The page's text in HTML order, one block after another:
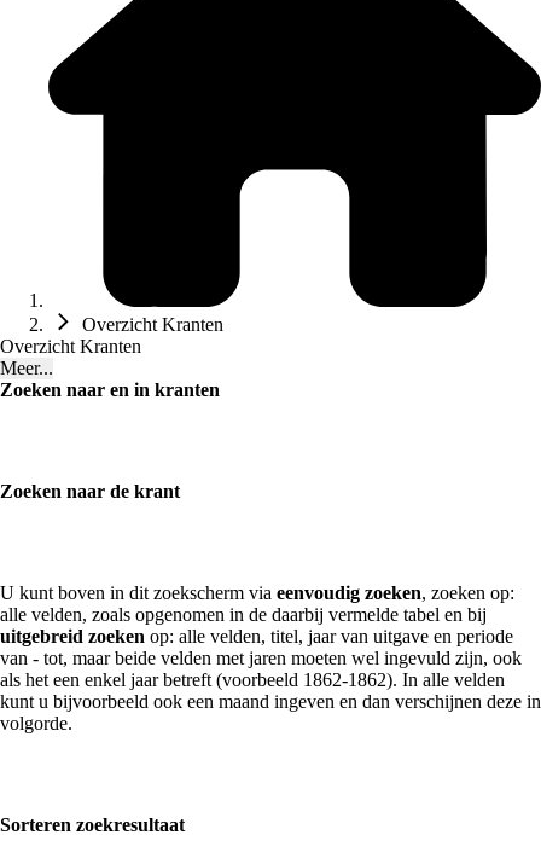
Overzicht Kranten
Overzicht Kranten
Meer...
Zoeken naar en in kranten
Zoeken naar de krant
U kunt boven in dit zoekscherm via eenvoudig zoeken, zoeken op:
alle velden, zoals opgenomen in de daarbij vermelde tabel en bij
uitgebreid zoeken op: alle velden, titel, jaar van uitgave en periode
van - tot, maar beide velden met jaren moeten wel ingevuld zijn, ook
als het een enkel jaar betreft (voorbeeld 1862-1862). In alle velden
kunt u bijvoorbeeld ook een maand ingeven en dan verschijnen deze in
volgorde.
Sorteren zoekresultaat